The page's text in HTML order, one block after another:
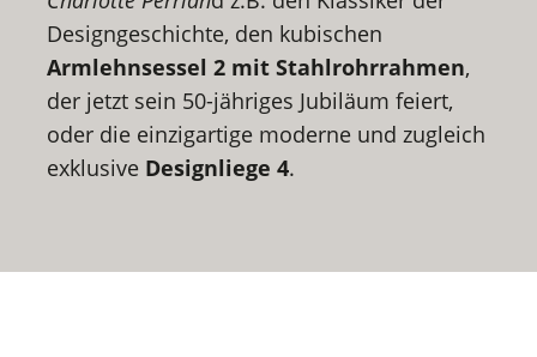
Designgeschichte, den kubischen
Armlehnsessel 2 mit Stahlrohrrahmen,
der jetzt sein 50-jähriges Jubiläum feiert,
oder die einzigartige moderne und zugleich
exklusive Designliege 4.